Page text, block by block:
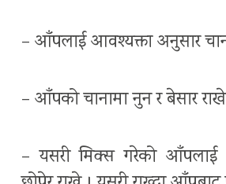
– आँपलाई आवश्यक्ता अनुसार
– आँपको चानामा नुन र बेसार
– यसरी मिक्स गरेको